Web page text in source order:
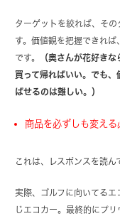
ターゲットを絞れば、そ
す。価値観を把握できれ
です。
（奥さんが花好き
買って帰ればいい。でも
ばせるのは難しい。）
商品を必ずしも変える
これは、レスポンスを読
実際、ゴルフに向いてる
じエコカー。最終的にプ